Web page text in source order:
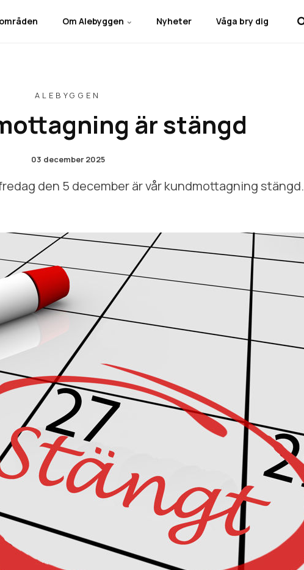
Om Alebyggen Nyheter Våga bry dig
ALEBYGGEN
är stängd
03 december 2025
den 5 december är vår kundmottagning stängd.